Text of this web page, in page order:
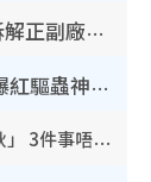
網傳公院改用內地/副廠藥？醫生拆解正副廠分別 揭4類人換藥隨時出事
怕蟲人士夏日救星！日本3COINS爆紅驅蟲神器$45起 1招「全程免觸碰」輕鬆搞定小強
立秋2026｜8月7日立秋進入「多事之秋」 3件事唔做得！專家教6招開運 清枱頭／銀包納氣接好運